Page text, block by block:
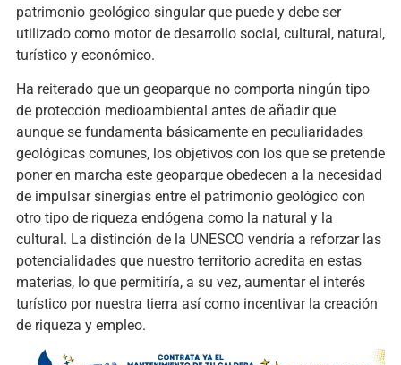
patrimonio geológico singular que puede y debe ser
utilizado como motor de desarrollo social, cultural, natural,
turístico y económico.
Ha reiterado que un geoparque no comporta ningún tipo
de protección medioambiental antes de añadir que
aunque se fundamenta básicamente en peculiaridades
geológicas comunes, los objetivos con los que se pretende
poner en marcha este geoparque obedecen a la necesidad
de impulsar sinergias entre el patrimonio geológico con
otro tipo de riqueza endógena como la natural y la
cultural. La distinción de la UNESCO vendría a reforzar las
potencialidades que nuestro territorio acredita en estas
materias, lo que permitiría, a su vez, aumentar el interés
turístico por nuestra tierra así como incentivar la creación
de riqueza y empleo.